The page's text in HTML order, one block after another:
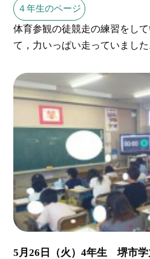
４年生のページ
体育参観の徒競走の練習をし
て，力いっぱい走っていました
5月26日（火）4年生 堺市学